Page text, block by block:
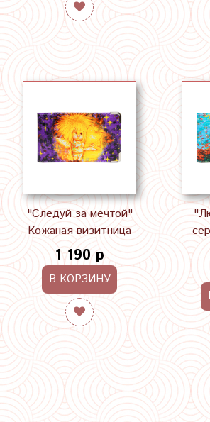
"Следуй за мечтой"
Кожаная визитница
1 190 р
В КОРЗИНУ